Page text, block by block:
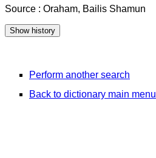
Source : Oraham, Bailis Shamun
Perform another search
Back to dictionary main menu